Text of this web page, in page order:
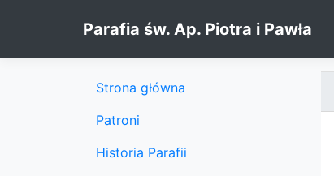
Parafia św. Ap. Piotra i Pawła
Strona główna
Patroni
Historia Parafii